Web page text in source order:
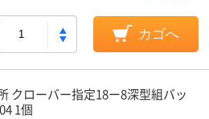
カゴへ
クローバー指定18ー8深型組バッ
1個